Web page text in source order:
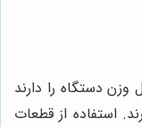
دستگاه را دارند
استفاده از قطعات